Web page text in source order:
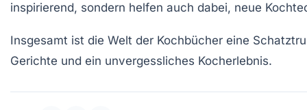
inspirierend, sondern helfen auch dabei, neue
Insgesamt ist die Welt der Kochbücher eine
Gerichte und ein unvergessliches Kocherlebnis.